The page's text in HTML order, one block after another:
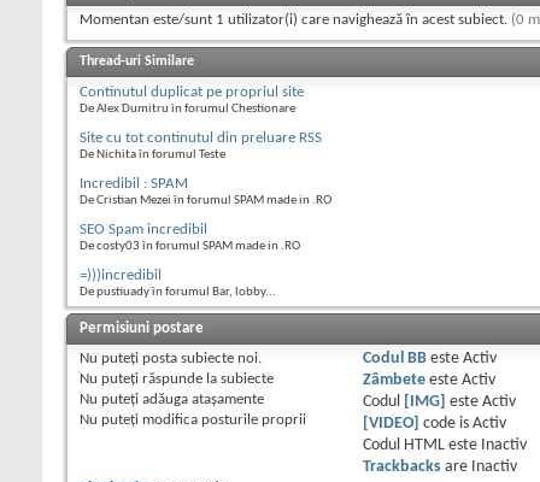
Momentan este/sunt 1 utilizator(i) care navighează în acest subiect. (0
Thread-uri Similare
Continutul duplicat pe propriul site
De Alex Dumitru în forumul Chestionare
Site cu tot continutul din preluare RSS
De Nichita în forumul Teste
Incredibil : SPAM
De Cristian Mezei în forumul SPAM made in .RO
SEO Spam incredibil
De costy03 în forumul SPAM made in .RO
=)))incredibil
De pustiuady în forumul Bar, lobby...
Permisiuni postare
Nu puteţi posta subiecte noi.
Nu puteţi răspunde la subiecte
Nu puteţi adăuga ataşamente
Nu puteţi modifica posturile proprii
Codul BBeste Activ
Zâmbeteeste Activ
Codul
[IMG] este Activ
[VIDEO] code is Activ
Codul HTML este
Inactiv
Trackbacksare
Inactiv